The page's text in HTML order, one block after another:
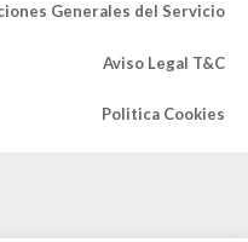
Generales del Servicio
Aviso Legal T&C
Politica Cookies